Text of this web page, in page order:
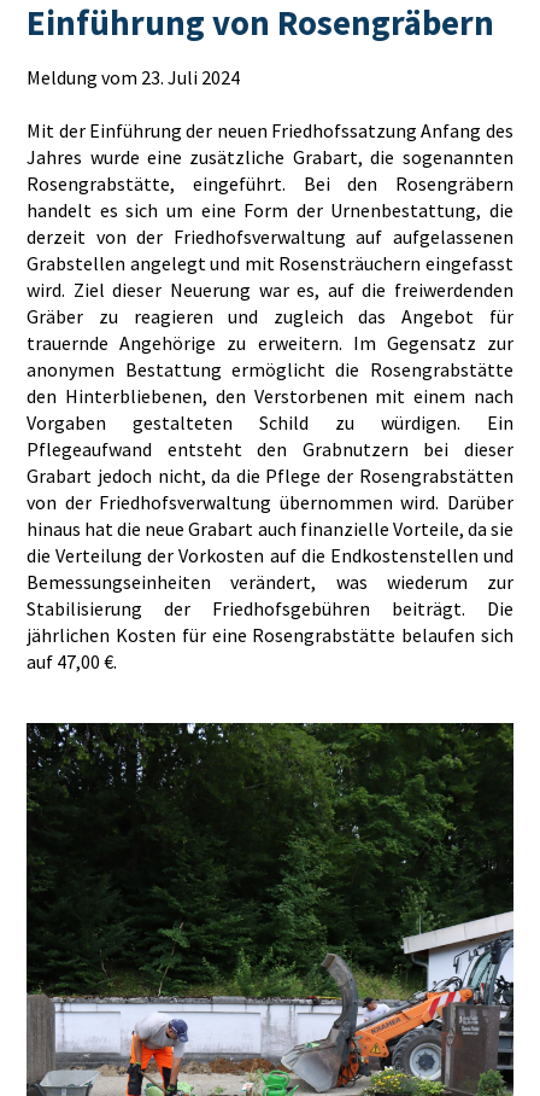
Einführung von Rosengräbern
Meldung vom 23. Juli 2024
Mit der Einführung der neuen Friedhofssatzung Anfang des
Jahres wurde eine zusätzliche Grabart, die sogenannten
Rosengrabstätte, eingeführt. Bei den Rosengräbern
handelt es sich um eine Form der Urnenbestattung, die
derzeit von der Friedhofsverwaltung auf aufgelassenen
Grabstellen angelegt und mit Rosensträuchern eingefasst
wird. Ziel dieser Neuerung war es, auf die freiwerdenden
Gräber zu reagieren und zugleich das Angebot für
trauernde Angehörige zu erweitern. Im Gegensatz zur
anonymen Bestattung ermöglicht die Rosengrabstätte
den Hinterbliebenen, den Verstorbenen mit einem nach
Vorgaben gestalteten Schild zu würdigen. Ein
Pflegeaufwand entsteht den Grabnutzern bei dieser
Grabart jedoch nicht, da die Pflege der Rosengrabstätten
von der Friedhofsverwaltung übernommen wird. Darüber
hinaus hat die neue Grabart auch finanzielle Vorteile, da sie
die Verteilung der Vorkosten auf die Endkostenstellen und
Bemessungseinheiten verändert, was wiederum zur
Stabilisierung der Friedhofsgebühren beiträgt. Die
jährlichen Kosten für eine Rosengrabstätte belaufen sich
auf 47,00 €.